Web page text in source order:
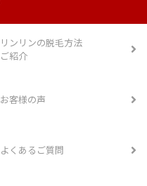
リンリンの脱毛方法
ご紹介
お客様の声
よくあるご質問